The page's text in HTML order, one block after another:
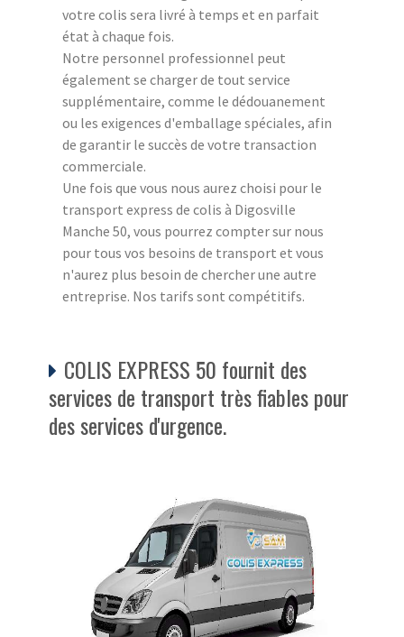
votre colis sera livré à temps et en parfait
état à chaque fois.
Notre personnel professionnel peut
également se charger de tout service
supplémentaire, comme le dédouanement
ou les exigences d'emballage spéciales, afin
de garantir le succès de votre transaction
commerciale.
Une fois que vous nous aurez choisi pour le
transport express de colis à Digosville
Manche 50, vous pourrez compter sur nous
pour tous vos besoins de transport et vous
n'aurez plus besoin de chercher une autre
entreprise. Nos tarifs sont compétitifs.
COLIS EXPRESS 50 fournit des
services de transport très fiables pour
des services d'urgence.